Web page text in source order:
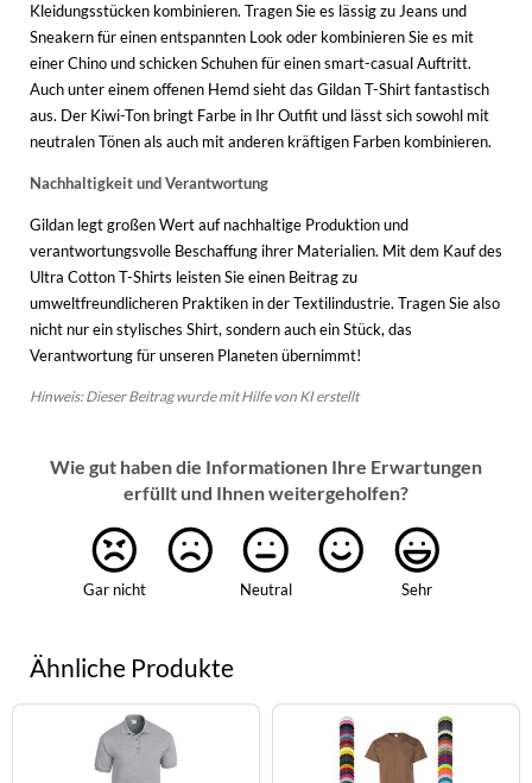
Kleidungsstücken kombinieren. Tragen Sie es lässig zu Jeans und
Sneakern für einen entspannten Look oder kombinieren Sie es mit
einer Chino und schicken Schuhen für einen smart-casual Auftritt.
Auch unter einem offenen Hemd sieht das Gildan T-Shirt fantastisch
aus. Der Kiwi-Ton bringt Farbe in Ihr Outfit und lässt sich sowohl mit
neutralen Tönen als auch mit anderen kräftigen Farben kombinieren.
Nachhaltigkeit und Verantwortung
Gildan legt großen Wert auf nachhaltige Produktion und
verantwortungsvolle Beschaffung ihrer Materialien. Mit dem Kauf des
Ultra Cotton T-Shirts leisten Sie einen Beitrag zu
umweltfreundlicheren Praktiken in der Textilindustrie. Tragen Sie also
nicht nur ein stylisches Shirt, sondern auch ein Stück, das
Verantwortung für unseren Planeten übernimmt!
Hinweis: Dieser Beitrag wurde mit Hilfe von KI erstellt
Wie gut haben die Informationen Ihre Erwartungen
erfüllt und Ihnen weitergeholfen?
Gar nicht Neutral Sehr
Ähnliche Produkte